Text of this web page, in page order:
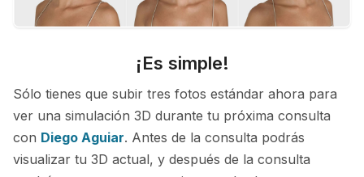
¡Es simple!
Sólo tienes que subir tres fotos estándar ahora para
ver una simulación 3D durante tu próxima consulta
con Diego Aguiar. Antes de la consulta podrás
visualizar tu 3D actual, y después de la consulta